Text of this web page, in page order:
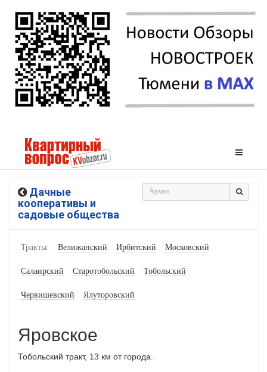
Дачные
кооперативы и
садовые общества
Тракты: Велижанский Ирбитский Московский
Салаирский Старотобольский Тобольский
Червишевский Ялуторовский
Яровское
Тобольский тракт, 13 км от города.